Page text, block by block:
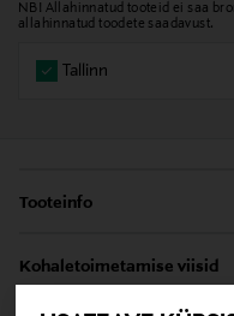
NB! Allahinnatud tooteid ei saa
allahinnatud toodete saadavust.
Tallinn
Tooteinfo
joone ja selge disaini.
Kohaletoimetamise viisid